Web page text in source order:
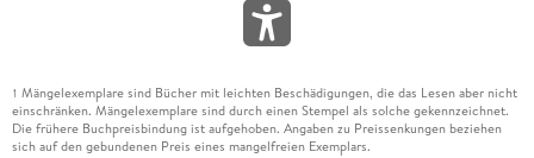
1 Mängelexemplare sind Bücher mit leichten Beschädigungen, die das Lesen aber nicht
einschränken. Mängelexemplare sind durch einen Stempel als solche gekennzeichnet.
Die frühere Buchpreisbindung ist aufgehoben. Angaben zu Preissenkungen beziehen
sich auf den gebundenen Preis eines mangelfreien Exemplars.